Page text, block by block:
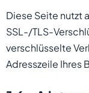
Diese Seite nutzt
SSL-/TLS-
verschlüsselte
Adresszeile Ihres